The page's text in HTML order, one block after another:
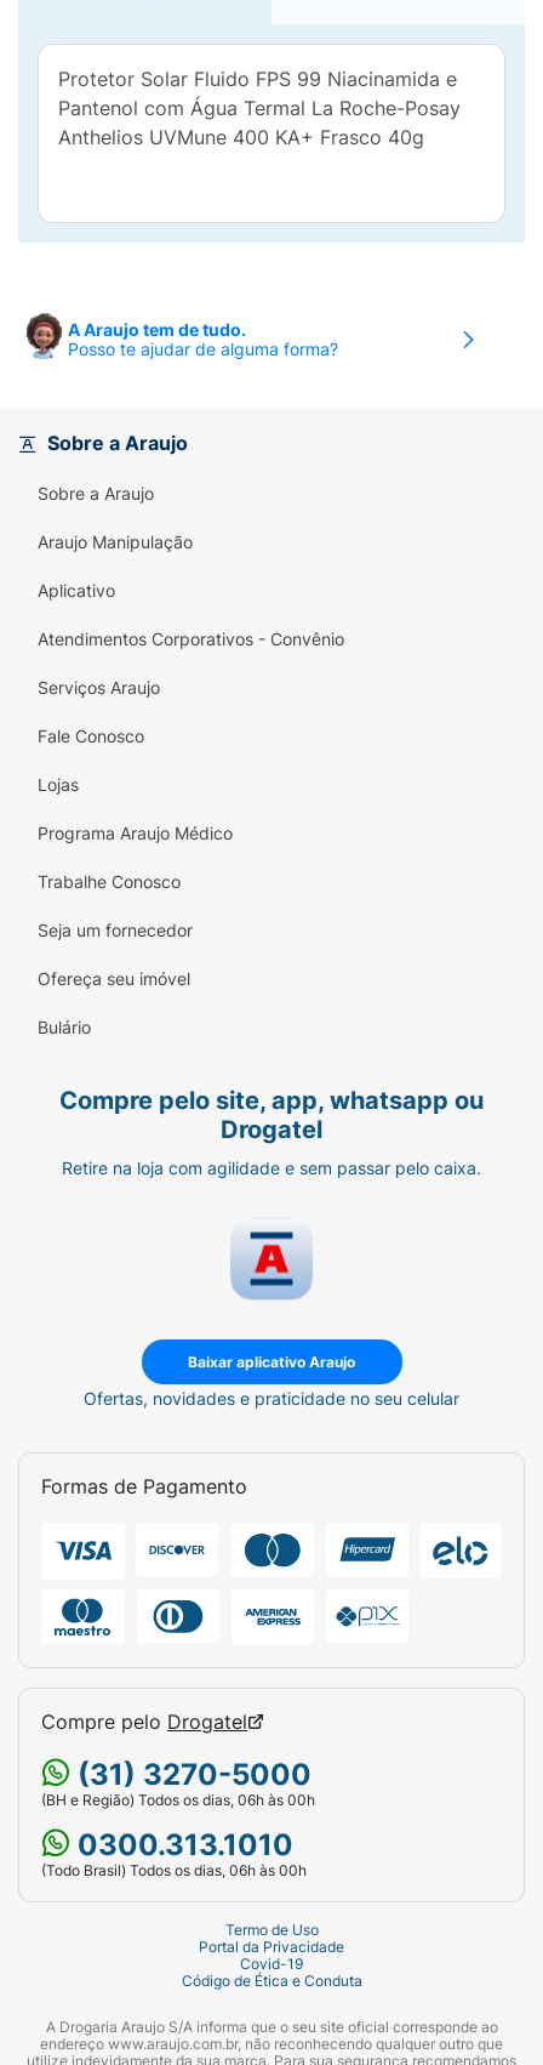
Protetor Solar Fluido FPS 99 Niacinamida e
Pantenol com Água Termal La Roche-Posay
Anthelios UVMune 400 KA+ Frasco 40g
A Araujo tem de tudo.
Posso te ajudar de alguma forma?
Sobre a Araujo
Sobre a Araujo
Araujo Manipulação
Aplicativo
Atendimentos Corporativos - Convênio
Serviços Araujo
Fale Conosco
Lojas
Programa Araujo Médico
Trabalhe Conosco
Seja um fornecedor
Ofereça seu imóvel
Bulário
Compre pelo site, app, whatsapp ou
Drogatel
Retire na loja com agilidade e sem passar pelo caixa.
Baixar aplicativo Araujo
Ofertas, novidades e praticidade no seu celular
Formas de Pagamento
Compre pelo Drogatel
(31) 3270-5000
(BH e Região) Todos os dias, 06h às 00h
0300.313.1010
(Todo Brasil) Todos os dias, 06h às 00h
Termo de Uso
Portal da Privacidade
Covid-19
Código de Ética e Conduta
A Drogaria Araujo S/A informa que o seu site oficial corresponde ao
endereço www.araujo.com.br, não reconhecendo qualquer outro que
utilize indevidamente da sua marca. Para sua segurança recomendamos